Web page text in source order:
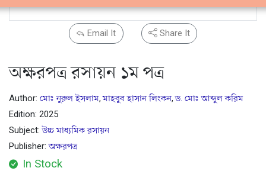
Email It Share It
অক্ষরপত্র রসায়ন ১ম পত্র
Author: মোঃ নুরুল ইসলাম,মাহবুব হাসান লিংকন,ড. মোঃ আব্দুল করিম
Edition: 2025
Subject:উচ্চ মাধ্যমিক রসায়ন
Publisher:অক্ষরপত্র
In Stock